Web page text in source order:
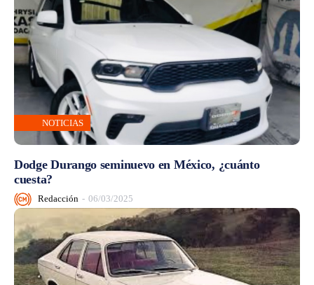
NOTICIAS
Dodge Durango seminuevo en México, ¿cuánto
cuesta?
Redacción - 06/03/2025